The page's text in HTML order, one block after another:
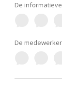
De
De